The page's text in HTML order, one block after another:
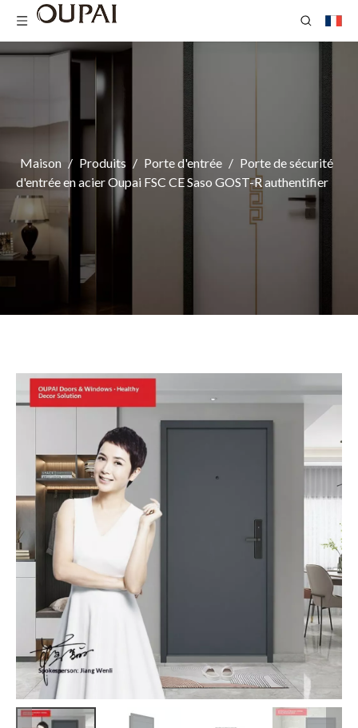
Maison / Produits / Porte d'entrée / Porte de sécurité
d'entrée en acier Oupai FSC CE Saso GOST-R authentifier